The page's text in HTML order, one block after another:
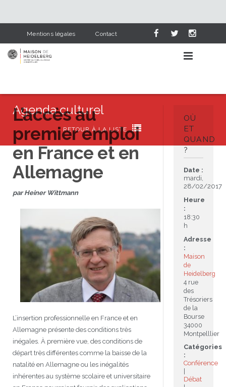
Mentions légales Contact
AGENDA CULTUREL
Événements
Lieux
Catégories
APPRENDRE L’ALLEMAND
Pourquoi apprendre l’allemand
Cours d’allemand
Cours pour adultes
Niveaux de base
Perfectionnement
Cours thématiques
Atelier de chant
Formation professionnelle
Cours enfants / ados
Cours particuliers
Stages intensifs
Centre d’examens
Inscriptions et tarifs
Tandem linguistique
L’allemand dans le scolaire
Infos profs d’allemand
Matériel pédagogique
Formation des enseignants
Infos pour les parents
Section Internationale Allemand
AbiBac
NOS SERVICES
Bibliothèque
Dernières acquisitions
Cercle de lecture
Onleihe – Prêt en ligne
Deutsch-französische Corona-Chroniken
écolotude
Conseil de mobilité
Coaching individuel
Point info
Volontariat écologique
Opportunités
Petites annonces
Parcourir les annonces
Rédiger une annonce
Brieffreunde@correspondants
Classe@Klasse
Inscription pour les classes françaises
Anmeldung für deutsche Klassen
Inscription à notre newsletter
Actualités
HEIDELBERG & NOUS
Notre équipe
Equipe de Montpellier
Equipe de Heidelberg
Jumelage Heidelberg / Montpellier
50 ans en 2016
Maison de Montpellier
Plan d’accès
Partenaires institutionnels
Coopérations culturelles et pédagogiques
Réseaux franco-allemands en LR
Réseau d’affaires
Liens utiles
JEU
Les Mystères de Heidelberg
99Ballons
Agenda culturel
RETOUR À LA LISTE 
L’accès au
premier emploi
en France et en
Allemagne
par Heiner Wittmann
L’insertion professionnelle en France et en
Allemagne présente des conditions très
inégales. À première vue, des conditions de
départ très différentes comme la baisse de la
natalité en Allemagne ou les inégalités
inhérentes au système scolaire et universitaire
OÙ
ET
QUAND
?
Date :
mardi,
28/02/2017
Heure
:
18:30
h
Adresse
:
Maison
de
Heidelberg
4 rue
des
Trésoriers
de la
Bourse
34000
Montpelllier
Catégories
:
Conférence
Débat